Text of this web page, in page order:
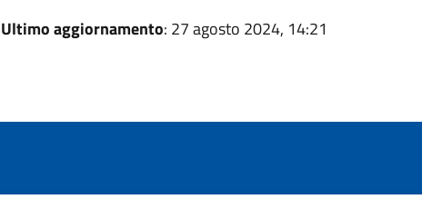
Ultimo aggiornamento: 27 agosto 2024, 14:21